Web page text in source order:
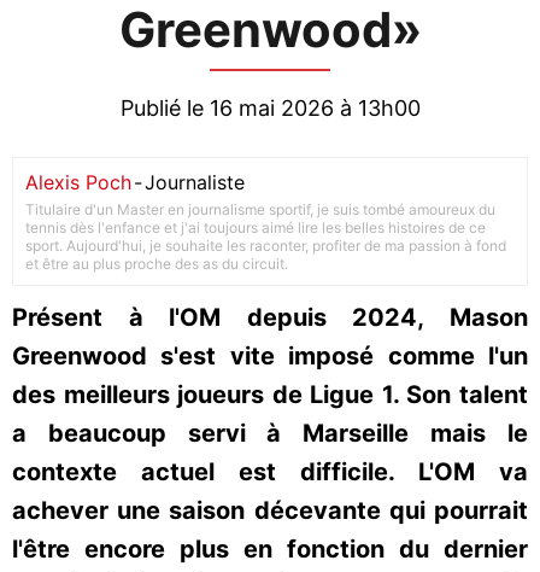
Greenwood»
Publié le 16 mai 2026 à 13h00
Alexis Poch-Journaliste
Titulaire d'un Master en journalisme sportif, je suis tombé amoureux du
tennis dès l'enfance et j'ai toujours aimé lire les belles histoires de ce
sport. Aujourd'hui, je souhaite les raconter, profiter de ma passion à fond
et être au plus proche des as du circuit.
Présent à l'OM depuis 2024, Mason
Greenwood s'est vite imposé comme l'un
des meilleurs joueurs de Ligue 1. Son talent
a beaucoup servi à Marseille mais le
contexte actuel est difficile. L'OM va
achever une saison décevante qui pourrait
l'être encore plus en fonction du dernier